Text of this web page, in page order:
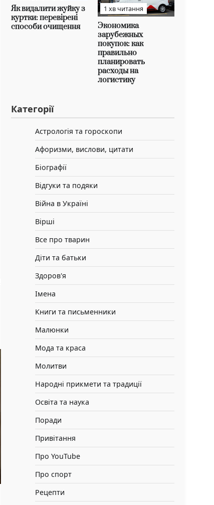
Як видалити жуйку з
куртки: перевірені
способи очищення
1 хв читання
Экономика
зарубежных
покупок: как
правильно
планировать
расходы на
логистику
Категорії
Астрологія та гороскопи
Афоризми, вислови, цитати
Біографії
Відгуки та подяки
Війна в Україні
Вірші
Все про тварин
Діти та батьки
Здоров'я
Імена
Книги та письменники
Малюнки
Мода та краса
Молитви
Народні прикмети та традиції
Освіта та наука
Поради
Привітання
Про YouTube
Про спорт
Рецепти